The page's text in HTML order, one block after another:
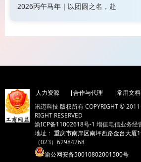
2026丙午马年｜以团圆之名，赴
人力资源 合作与代理 常用文档
讯迈科技 版权所有 COPYRIGHT ©
RIGHT RESERVED
渝ICP备11002618号-1 增值电信业务经
地址： 重庆市南岸区南坪西路金台大厦
（023）62984268
渝公网安备50010802001500号